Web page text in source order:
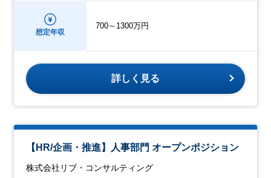
想定年収
700～1300万円
詳しく見る
【HR/企画・推進】人事部門 オープンポジション
株式会社リブ・コンサルティング